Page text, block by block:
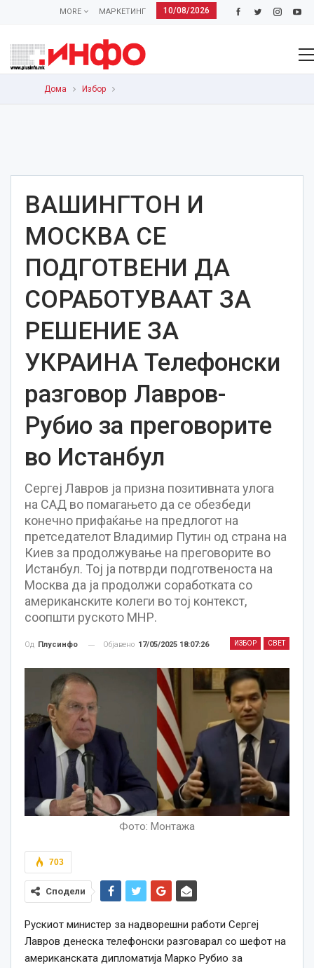
10/08/2026
МАРКЕТИНГ
MORE
Дома Избор
ВАШИНГТОН И
МОСКВА СЕ
ПОДГОТВЕНИ ДА
СОРАБОТУВААТ ЗА
РЕШЕНИЕ ЗА
УКРАИНА Телефонски
разговор Лавров-
Рубио за преговорите
во Истанбул
Сергеј Лавров ја призна позитивната улога
на САД во помагањето да се обезбеди
конечно прифаќање на предлогот на
претседателот Владимир Путин од страна на
Киев за продолжување на преговорите во
Истанбул. Тој ја потврди подготвеноста на
Москва да ја продолжи соработката со
американските колеги во тој контекст,
соопшти руското МНР.
ИЗБОР СВЕТ
Од Плусинфо Објавено 17/05/2025 18:07:26
Фото: Mонтажа
703
Сподели
Рускиот министер за надворешни работи Сергеј
Лавров денеска телефонски разговарал со шефот на
американската дипломатија Марко Рубио за